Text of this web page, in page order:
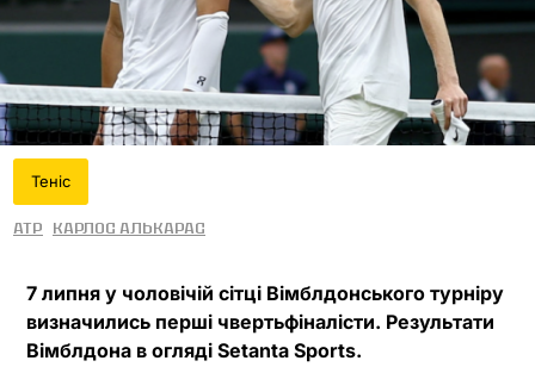
Теніс
ATP Карлос Алькарас
7 липня у чоловічій сітці Вімблдонського турніру
визначились перші чвертьфіналісти. Результати
Вімблдона в огляді Setanta Sports.